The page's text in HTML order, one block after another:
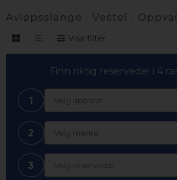
Avløpsslange - Vestel -
Visa filter
Finn riktig reservedel i 4
1 Velg apparat
2 Velg merke
3 Velg reservedel